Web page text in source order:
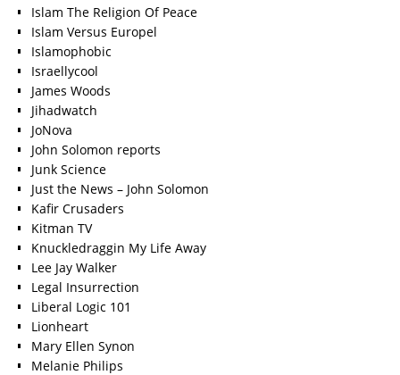
Islam The Religion Of Peace
Islam Versus Europel
Islamophobic
Israellycool
James Woods
Jihadwatch
JoNova
John Solomon reports
Junk Science
Just the News – John Solomon
Kafir Crusaders
Kitman TV
Knuckledraggin My Life Away
Lee Jay Walker
Legal Insurrection
Liberal Logic 101
Lionheart
Mary Ellen Synon
Melanie Philips